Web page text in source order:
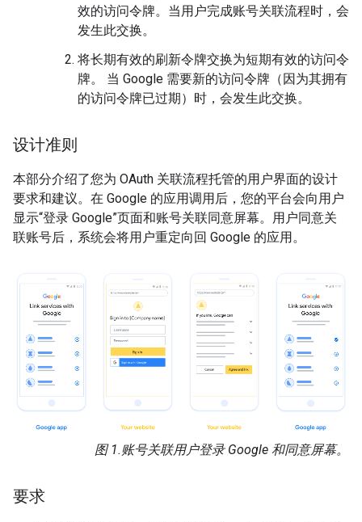
效的访问令牌。当用户完成账号关联流程时，会
发生此交换。
将长期有效的刷新令牌交换为短期有效的访问令
牌。 当 Google 需要新的访问令牌（因为其拥有
的访问令牌已过期）时，会发生此交换。
设计准则
本部分介绍了您为 OAuth 关联流程托管的用户界面的设计
要求和建议。在 Google 的应用调用后，您的平台会向用户
显示“登录 Google”页面和账号关联同意屏幕。用户同意关
联账号后，系统会将用户重定向回 Google 的应用。
图 1.账号关联用户登录 Google 和同意屏幕。
要求